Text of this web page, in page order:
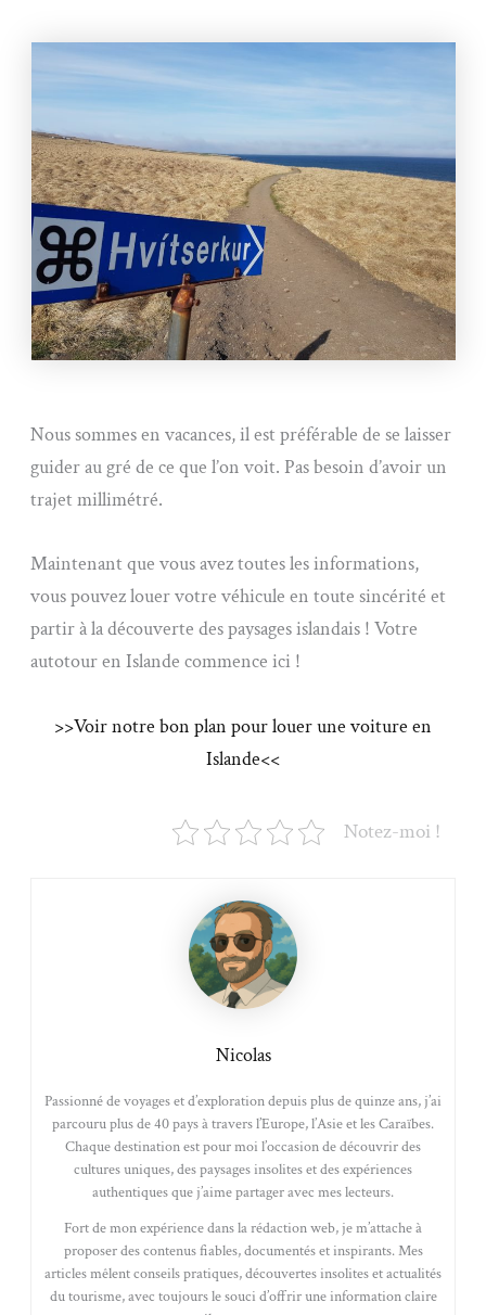
Nous sommes en vacances, il est préférable de se laisser
guider au gré de ce que l’on voit. Pas besoin d’avoir un
trajet millimétré.
Maintenant que vous avez toutes les informations,
vous pouvez louer votre véhicule en toute sincérité et
partir à la découverte des paysages islandais ! Votre
autotour en Islande commence ici !
>>Voir notre bon plan pour louer une voiture en
Islande<<
Notez-moi !
Nicolas
Passionné de voyages et d’exploration depuis plus de quinze ans, j’ai
parcouru plus de 40 pays à travers l’Europe, l’Asie et les Caraïbes.
Chaque destination est pour moi l’occasion de découvrir des
cultures uniques, des paysages insolites et des expériences
authentiques que j’aime partager avec mes lecteurs.
Fort de mon expérience dans la rédaction web, je m’attache à
proposer des contenus fiables, documentés et inspirants. Mes
articles mêlent conseils pratiques, découvertes insolites et actualités
du tourisme, avec toujours le souci d’offrir une information claire